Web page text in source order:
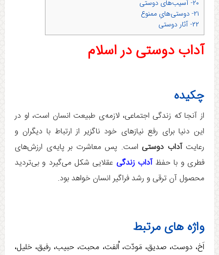
۲۰- آسیب‌های دوستی
۲۱- دوستی‌هایِ ممنوع
۲۲- آثار دوستی
آداب دوستی در اسلام
چکیده
از آنجا که زندگی اجتماعی، لازمه‌ی طبیعت انسان است، او در
این دنیا برای رفع نیازهای خود ناگزیر از ارتباط با دیگران و
رعایتآداب دوستی است. پس معاشرت بر پایه‌ی ارزش‌های
فطری و با حفظآداب زندگی عقلایی شکل می‌گیرد و بی‌تردید
محصول آن ترقی و رشد فراگیر انسان خواهد بود.
واژه های مرتبط
اَخ، دوست، صدیق، مَودّت، اُلفت، محبت، حبیب، رفیق، خلیل،